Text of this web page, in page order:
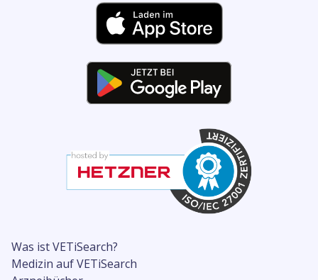
Was ist VETiSearch?
Medizin auf VETiSearch